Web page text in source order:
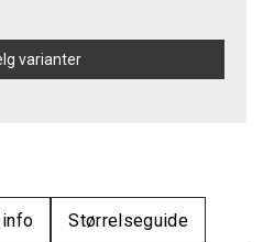
varianter
Størrelseguide